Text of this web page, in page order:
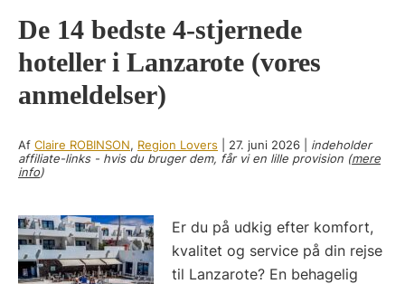
De 14 bedste 4-stjernede
hoteller i Lanzarote (vores
anmeldelser)
Af Claire ROBINSON, Region Lovers 27. juni 2026
indeholder
affiliate-links - hvis du bruger dem, får vi en lille provision (mere
info)
Er du på udkig efter komfort,
kvalitet og service på din rejse
til Lanzarote? En behagelig